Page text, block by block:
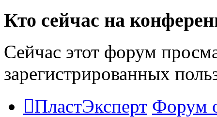
Кто сейчас на
Сейчас этот форум
зарегистрированных
ПластЭксперт Форум